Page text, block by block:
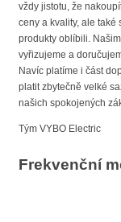
vždy jistotu, že
ceny a kvality, ale také
produkty oblíbili.
vyřizujeme a
Navíc platíme i část
platit zbytečně velké
našich spokojených
Tým VYBO Electric
Frekvenční